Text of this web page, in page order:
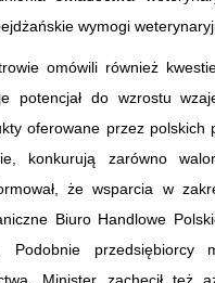
wymogi
omówili również
potencjał do wzrostu
oferowane przez polskich
konkurują zarówno
że wsparcia w
Biuro Handlowe
Podobnie